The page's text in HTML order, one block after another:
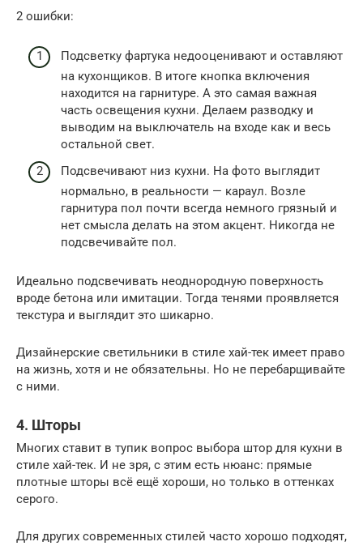
2 ошибки:
Подсветку фартука недооценивают и оставляют
на кухонщиков. В итоге кнопка включения
находится на гарнитуре. А это самая важная
часть освещения кухни. Делаем разводку и
выводим на выключатель на входе как и весь
остальной свет.
Подсвечивают низ кухни. На фото выглядит
нормально, в реальности — караул. Возле
гарнитура пол почти всегда немного грязный и
нет смысла делать на этом акцент. Никогда не
подсвечивайте пол.
Идеально подсвечивать неоднородную поверхность
вроде бетона или имитации. Тогда тенями проявляется
текстура и выглядит это шикарно.
Дизайнерские светильники в стиле хай-тек имеет право
на жизнь, хотя и не обязательны. Но не перебарщивайте
с ними.
4. Шторы
Многих ставит в тупик вопрос выбора штор для кухни в
стиле хай-тек. И не зря, с этим есть нюанс: прямые
плотные шторы всё ещё хороши, но только в оттенках
серого.
Для других современных стилей часто хорошо подходят,